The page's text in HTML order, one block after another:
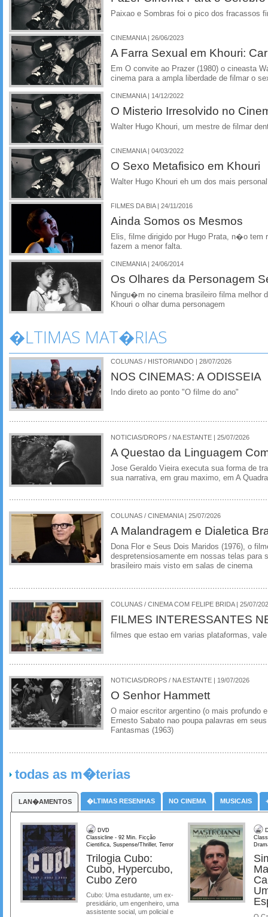
Paixao e Sombras foi o pico dos fracassos
CINEMANIA | 26/06/2023
A Farra Sexual em Khouri:
Em O convite ao Prazer (1980) o cineasta
cinema para a ampla liberdade de filmar o
CINEMANIA | 14/12/2022
O Misterio Irresolvido no
Walter Hugo Khouri, um mestre de filmar
CINEMANIA | 04/03/2022
O Sexo Metafisico em Khouri
Walter Hugo Khouri eh um dos mais
FILMES DA BIA | 24/11/2016
Ainda Somos os Mesmos
Elis, filme dirigido por Hugo Prata, n�o
fazem a menor falta.
CINEMANIA | 24/06/2014
Os Olhares da Personagem
Ningu�m no cinema brasileiro filma melhor
Khouri o olhar duma personagem
�LTIMAS MAT�RIAS
COLUNAS / HISTORIANDO | 28/07/2026
NOS CINEMAS: A ODISSEIA
Indo direto ao ponto "O filme do ano"
NOTICIAS/DROPS / NA ESTANTE | 25/07/2026
A Questao da Linguagem
Jose Geraldo Vieira executa sua forma de
sua narrativa, em grau maximo, em A
COLUNAS / CINEMANIA | 25/07/2026
A Malandragem e Dialetica
Dona Flor e Seus Dois Maridos (1976), o
despretensiosamente em nossas telas para
brasileiro mais visto em salas de cinema
COLUNAS / CINEMA COM FELIPE BRIDA | 25/07/
FILMES INTERESSANTES
filmes que estao em varias plataformas,
NOTICIAS/DROPS / NA ESTANTE | 19/07/2026
O Senhor Hammett
O maior escritor argentino (o mais profundo
Ernesto Sabato nao poupa palavras em
Fantasmas (1963)
todas as m�terias
LAN�AMENTOS �LTIMAS RESENHAS NO CINEMA MUSICAIS
DVD
Classicline - 92 Min. Ficção
Cientifica, Suspense/Thriller, Terror
Trilogia Cubo:
Cubo, Hypercubo,
Cubo Zero
Cubo: Uma estudante, um ex-
presidiário, um engenheiro, uma
assistente social, um policial e